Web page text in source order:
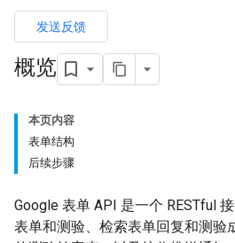
发送反馈
概览
本页内容
表单结构
后续步骤
Google 表单 API 是一个 RESTful
表单和测验、检索表单回复和测验